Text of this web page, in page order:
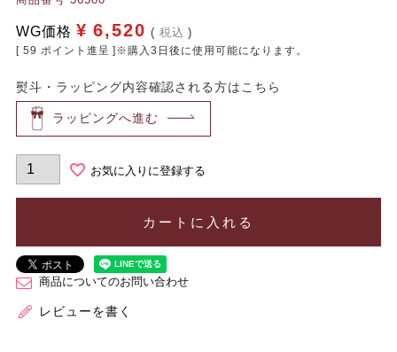
WG価格 ¥ 6,520 税込
[ 59 ポイント進呈 ]※購入3日後に使用可能になります。
熨斗・ラッピング内容確認される方はこちら
ラッピングへ進む
お気に入りに登録する
カートに入れる
商品についてのお問い合わせ
レビューを書く